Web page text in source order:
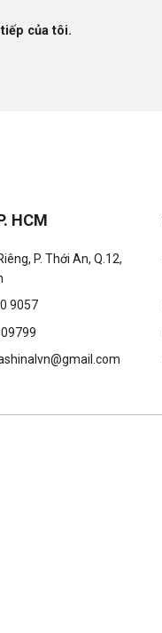
của tôi.
HCM
P. Thới An, Q.12,
9057